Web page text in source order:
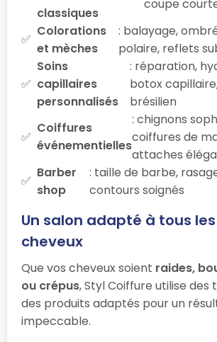
classiques
coupe
Colorations
et mèches
: balayage,
polaire, reflets
Soins
capillaires
personnalisés
: réparation,
botox
brésilien
Coiffures
événementielles
: chignons
coiffures de
attaches
Barber
shop
: taille de barbe,
contours soignés
Un salon adapté à tous
cheveux
Que vos cheveux soient raides,
ou crépus, Styl Coiffure utilise des
des produits adaptés pour un
impeccable.